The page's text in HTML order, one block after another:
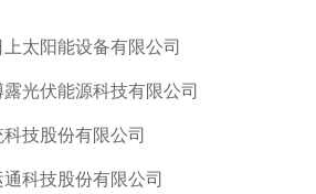
太阳能设备有限公司
光伏能源科技有限公司
技股份有限公司
科技股份有限公司